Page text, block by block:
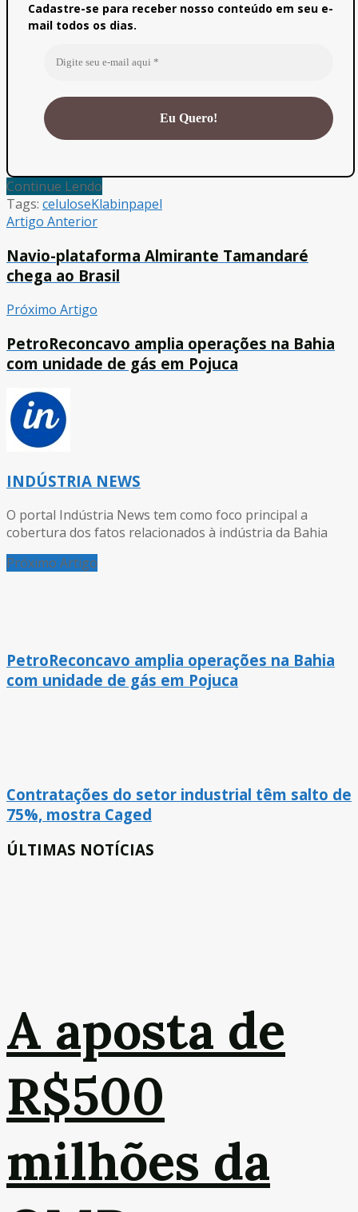
Cadastre-se para receber nosso conteúdo em seu e-
mail todos os dias.
Continue Lendo
Tags: celuloseKlabinpapel
Artigo Anterior
Navio-plataforma Almirante Tamandaré
chega ao Brasil
Próximo Artigo
PetroReconcavo amplia operações na Bahia
com unidade de gás em Pojuca
INDÚSTRIA NEWS
O portal Indústria News tem como foco principal a
cobertura dos fatos relacionados à indústria da Bahia
Próximo Artigo
PetroReconcavo amplia operações na Bahia
com unidade de gás em Pojuca
Contratações do setor industrial têm salto de
75%, mostra Caged
ÚLTIMAS NOTÍCIAS
A aposta de
R$500
milhões da